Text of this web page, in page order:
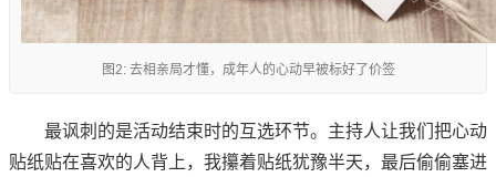
图2: 去相亲局才懂，成年人的心动早被标好了价签
最讽刺的是活动结束时的互选环节。主持人让我们把心动
贴纸贴在喜欢的人背上，我攥着贴纸犹豫半天，最后偷偷塞进